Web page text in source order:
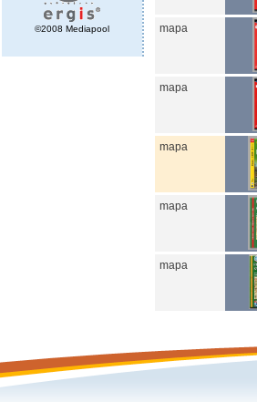
©2008 Mediapool mapa
mapa
mapa
mapa
mapa